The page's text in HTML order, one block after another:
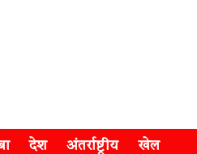
देश अंतर्राष्ट्रीय
खेल